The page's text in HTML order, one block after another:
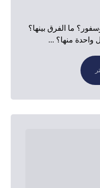
ما الفرق بينها؟
واحدة منها؟ ...